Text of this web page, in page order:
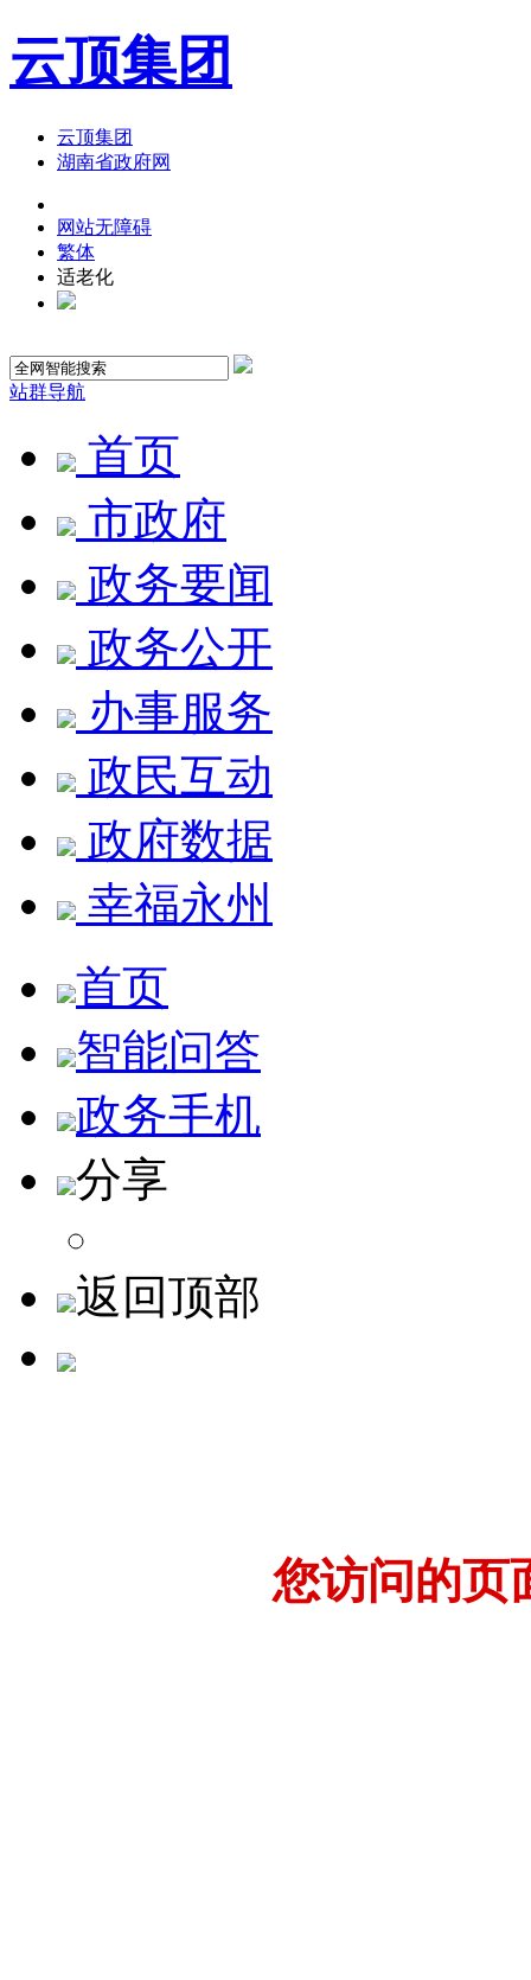
云顶集团
云顶集团
湖南省政府网
网站无障碍
繁体
适老化
站群导航
首页
市政府
政务要闻
政务公开
办事服务
政民互动
政府数据
幸福永州
首页
智能问答
政务手机
分享
返回顶部
您访问的页